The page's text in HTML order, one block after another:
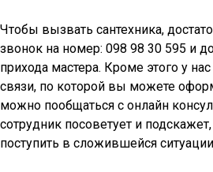
Чтобы вызвать сантехника,
звонок на номер: 098 98 30 595 и
прихода мастера. Кроме этого у
связи, по которой вы можете
можно пообщаться с онлайн
сотрудник посоветует и
поступить в сложившейся